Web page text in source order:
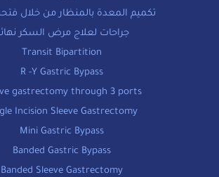
تكميم المعدة بالمنظار من خلال
جراحات لعلاج مرض السكر
Transit Bipartition
R -Y Gastric Bypass
gastrectomy through 3 ports
Incision Sleeve Gastrectomy
Mini Gastric Bypass
Banded Gastric Bypass
Banded Sleeve Gastrectomy